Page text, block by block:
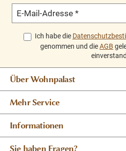
E-Mail-Adresse *
Ich habe die
genommen und dieAGB
Über Wohnpalast
Mehr Service
Informationen
Sie haben Fragen?